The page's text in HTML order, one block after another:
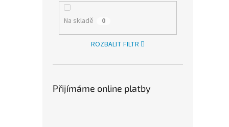
Na skladě 0
ROZBALIT FILTR
Přijímáme online platby